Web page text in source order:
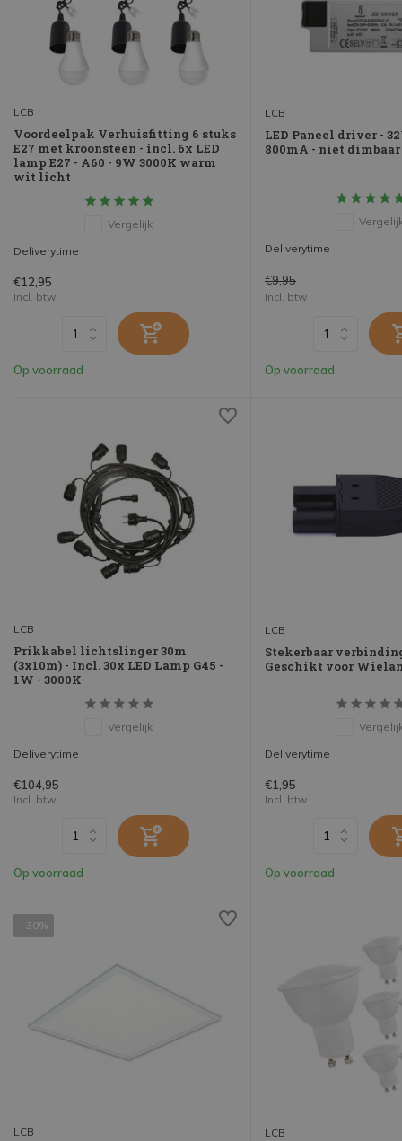
LCB
Voordeelpak Verhuisfitting 6 stuks
E27 met kroonsteen - incl. 6x LED
lamp E27 - A60 - 9W 3000K warm
wit licht
Vergelijk
Deliverytime
€12,95
Incl. btw
Op voorraad
LCB
LED Paneel driver -
800mA - niet dimbaar
Deliverytime
€9,95
Incl. btw
Op voorraad
LCB
Prikkabel lichtslinger 30m
(3x10m) - Incl. 30x LED Lamp G45 -
1W - 3000K
Vergelijk
Deliverytime
€104,95
Incl. btw
Op voorraad
LCB
Stekerbaar
Geschikt voor
Deliverytime
€1,95
Incl. btw
Op voorraad
- 30%
LCB LCB